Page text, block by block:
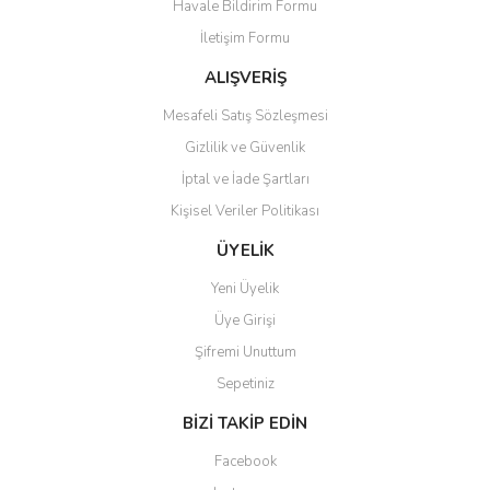
Ürün açıklamasında eksik bilgiler bulunuyor.
Ürün bilgilerinde hatalar bulunuyor.
Ürün fiyatı diğer sitelerden daha pahalı.
Gönder
Havale Bildirim Formu
İletişim Formu
ALIŞVERİŞ
Mesafeli Satış Sözleşmesi
Gizlilik ve Güvenlik
İptal ve İade Şartları
Kişisel Veriler Politikası
ÜYELİK
Yeni Üyelik
Üye Girişi
Şifremi Unuttum
Sepetiniz
BİZİ TAKİP EDİN
Facebook